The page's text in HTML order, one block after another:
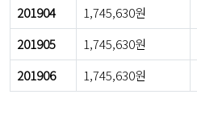
201904
1,745,630원
201905
1,745,630원
201906
1,745,630원